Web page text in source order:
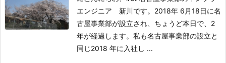
エンジニア 新川です。2018年 6月18日に名
古屋事業部が設立され、ちょうど本日で、2
年が経過します。私も名古屋事業部の設立と
同じ2018 年に入社し ...